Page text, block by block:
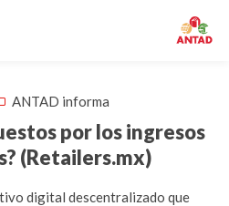
ANTAD informa
por los ingresos
(Retailers.mx)
digital descentralizado que